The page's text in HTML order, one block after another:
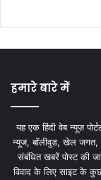
हमारे बारे में
यह एक हिंदी वेब न्यूज़
न्यूज, बॉलीवुड, खेल जगत,
संबंधित खबरें पोस्ट की
विवाद के लिए साइट के कुछ